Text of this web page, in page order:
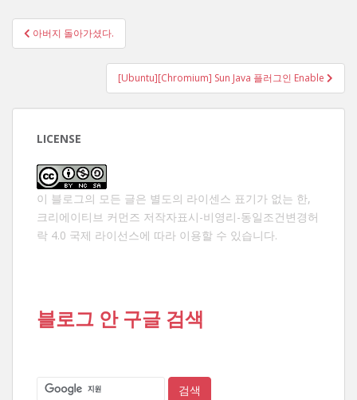
글
탐
아버지 돌아가셨다.
[Ubuntu][Chromium] Sun Java 플러그인 Enable
LICENSE
이 블로그의 모든 글은 별도의 라이센스 표기가 없는 한,
크리에이티브 커먼즈 저작자표시-비영리-동일조건변경허
락 4.0 국제 라이선스에 따라 이용할 수 있습니다.
블로그 안 구글 검색